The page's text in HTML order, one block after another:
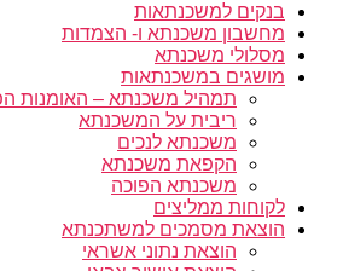
בנקים למשכנתאות
מחשבון משכנתא ו- הצמדות
מסלולי משכנתא
מושגים במשכנתאות
תמהיל משכנתא – האומנות
ריבית על המשכנתא
משכנתא לנכים
הקפאת משכנתא
משכנתא הפוכה
לקוחות ממליצים
הוצאת מסמכים למשתכנתא
הוצאת נתוני אשראי